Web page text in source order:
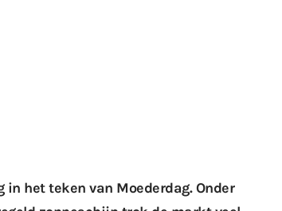
het teken van Moederdag. Onder